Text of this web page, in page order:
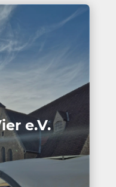
e.V.